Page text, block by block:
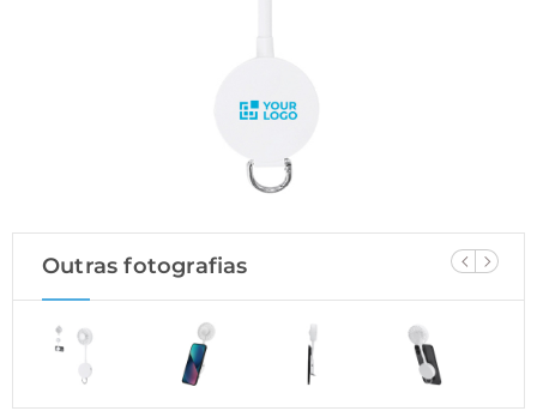
Outras fotografias